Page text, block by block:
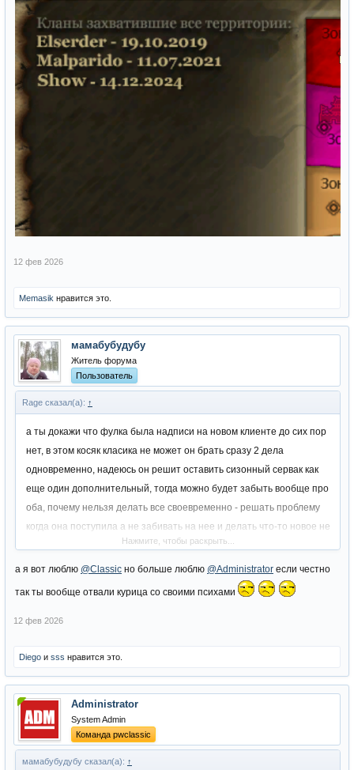
12 фев 2026
Memasik нравится это.
мамабубудубу
Житель форума
Пользователь
Rage сказал(а): ↑
а ты докажи что фулка была надписи на новом клиенте до сих пор
нет, в этом косяк класика не может он брать сразу 2 дела
одновременно, надеюсь он решит оставить сизонный сервак как
еще один дополнительный, тогда можно будет забыть вообще про
оба, почему нельзя делать все своевременно - решать проблему
когда она поступила а не забивать на нее и делать что-то новое не
понятно. Почему нельзя подтянуть все косяки прежде чем делать
новые?
Нажмите, чтобы раскрыть...
а я вот люблю @Classic но больше люблю @Administrator если честно
так ты вообще отвали курица со своими психами
12 фев 2026
Diego и sss нравится это.
Administrator
System Admin
Команда pwclassic
мамабубудубу сказал(а): ↑